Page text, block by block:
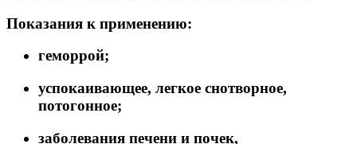
Показания к применению:
геморрой;
успокаивающее, легкое снотворное,
потогонное;
заболевания печени и почек,